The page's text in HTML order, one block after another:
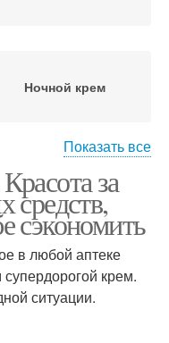
Ночной крем
Крем для рук
Крем для лица
Показать все
за
средств,
сэкономить
в любой аптеке
крем.
ситуации.